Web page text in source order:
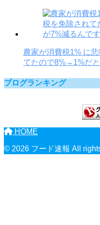
農家が消費税1% に
てたので8%→1%だと
ブログランキング
HOME
© 2026 フード速報 All